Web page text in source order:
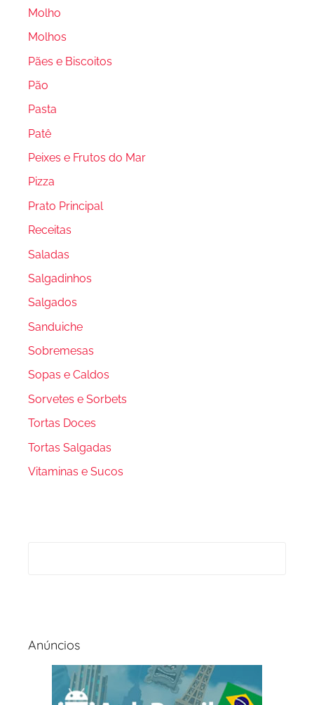
Molho
Molhos
Pães e Biscoitos
Pão
Pasta
Patê
Peixes e Frutos do Mar
Pizza
Prato Principal
Receitas
Saladas
Salgadinhos
Salgados
Sanduiche
Sobremesas
Sopas e Caldos
Sorvetes e Sorbets
Tortas Doces
Tortas Salgadas
Vitaminas e Sucos
Anúncios